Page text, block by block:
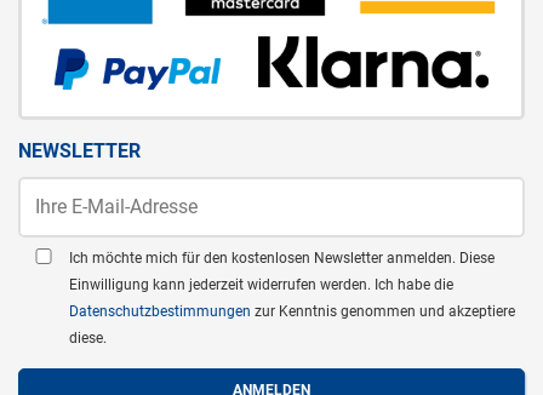
NEWSLETTER
Ich möchte mich für den kostenlosen Newsletter anmelden. Diese
Einwilligung kann jederzeit widerrufen werden. Ich habe die
Datenschutzbestimmungen zur Kenntnis genommen und akzeptiere
diese.